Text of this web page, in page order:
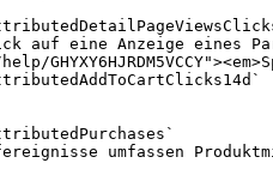
auf eine Anzeige eines
|
umfassen